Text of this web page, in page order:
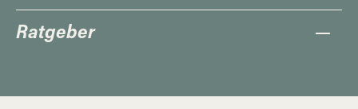
Ratgeber